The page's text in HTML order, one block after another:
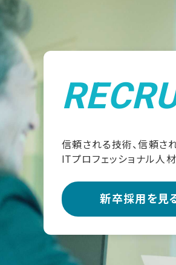
信頼される技術、信頼さ
ITプロフェッショナル人
新卒採用を見